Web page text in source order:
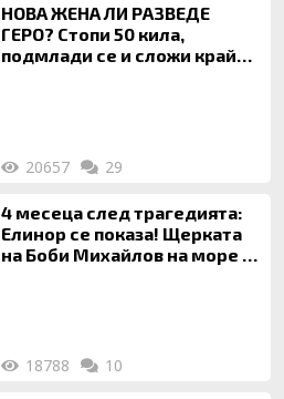
НОВА ЖЕНА ЛИ РАЗВЕДЕ
ГЕРО? Стопи 50 кила,
подмлади се и сложи край
20657 29
4 месеца след трагедията:
Елинор се показа! Щерката
на Боби Михайлов на море с
18788 10